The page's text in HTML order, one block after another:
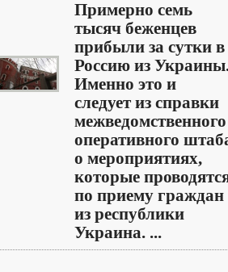
Примерно семь
тысяч беженцев
прибыли за сутки в
Россию из
Именно это и
следует из справки
межведомственного
оперативного
о мероприятиях,
которые
по приему граждан
из республики
Украина. ...